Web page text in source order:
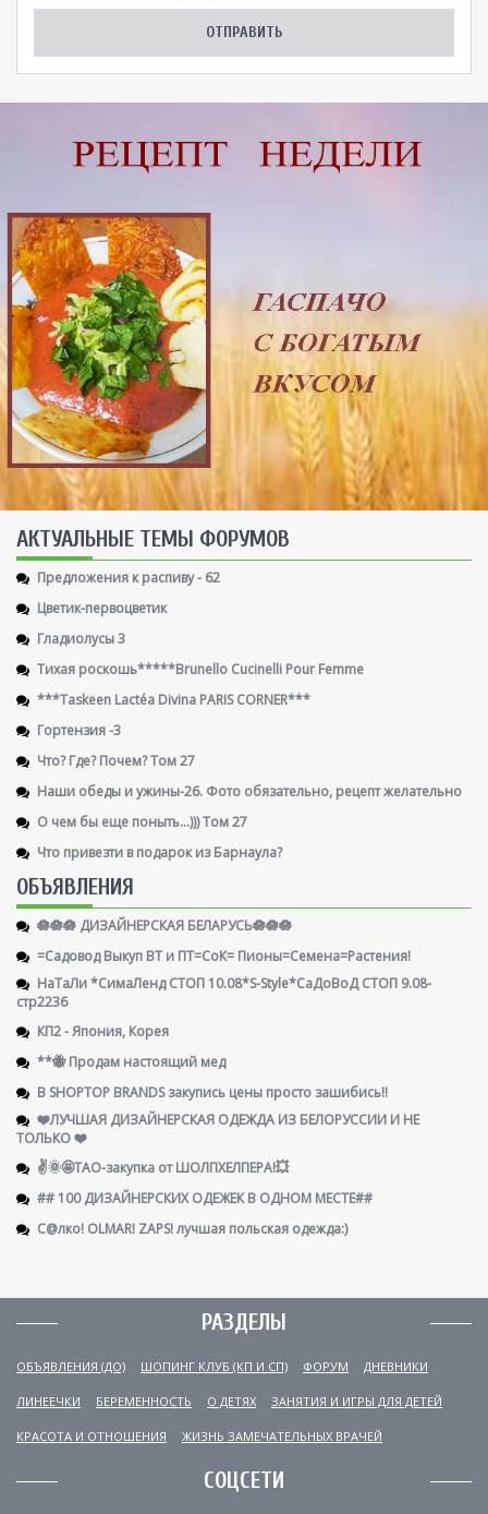
AКТУАЛЬНЫЕ ТЕМЫ ФОРУМОВ
Предложения к распиву - 62
Цветик-первоцветик
Гладиолусы 3
Тихая роскошь*****Brunello Cucinelli Pour Femme
***Taskeen Lactéa Divina PARIS CORNER***
Гортензия -3
Что? Где? Почем? Том 27
Наши обеды и ужины-26. Фото обязательно, рецепт желательно
О чем бы еще поныть...))) Том 27
Что привезти в подарок из Барнаула?
ОБЪЯВЛЕНИЯ
🪷🪷🪷 ДИЗАЙНЕРСКАЯ БЕЛАРУСЬ🪷🪷🪷
=Садовод Выкуп ВТ и ПТ=СоК= Пионы=Семена=Растения!
НаТаЛи *СимаЛенд СТОП 10.08*S-Style*СаДоВоД СТОП 9.08-
стр2236
КП2 - Япония, Корея
**🐝 Продам настоящий мед
В SHOPTOP BRANDS закупись цены просто зашибись!!
❤️ЛУЧШАЯ ДИЗАЙНЕРСКАЯ ОДЕЖДА ИЗ БЕЛОРУССИИ И НЕ
ТОЛЬКО ❤️
✌️🌞🤩ТАО-закупка от ШОЛПХЕЛПЕРА!💥
## 100 ДИЗАЙНЕРСКИХ ОДЕЖЕК В ОДНОМ МЕСТЕ##
С@лко! OLMAR! ZAPS! лучшая польская одежда:)
РАЗДЕЛЫ
ОБЪЯВЛЕНИЯ (ДО) ШОПИНГ КЛУБ (КП И СП) ФОРУМ ДНЕВНИКИ
ЛИНЕЕЧКИ БЕРЕМЕННОСТЬ О ДЕТЯХ ЗАНЯТИЯ И ИГРЫ ДЛЯ ДЕТЕЙ
КРАСОТА И ОТНОШЕНИЯ ЖИЗНЬ ЗАМЕЧАТЕЛЬНЫХ ВРАЧЕЙ
СОЦСЕТИ